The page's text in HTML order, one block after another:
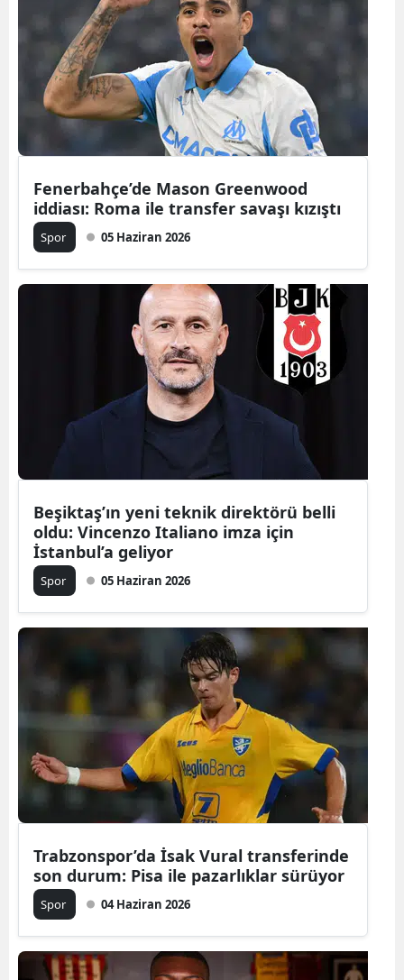
Fenerbahçe’de Mason Greenwood
iddiası: Roma ile transfer savaşı kızıştı
Spor 05 Haziran 2026
Beşiktaş’ın yeni teknik direktörü belli
oldu: Vincenzo Italiano imza için
İstanbul’a geliyor
Spor 05 Haziran 2026
Trabzonspor’da İsak Vural transferinde
son durum: Pisa ile pazarlıklar sürüyor
Spor 04 Haziran 2026